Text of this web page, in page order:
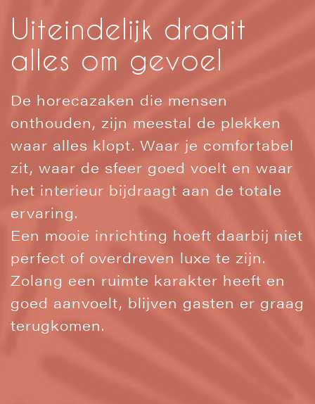
Uiteindelijk draait
alles om gevoel
De horecazaken die mensen
onthouden, zijn meestal de plekken
waar alles klopt. Waar je comfortabel
zit, waar de sfeer goed voelt en waar
het interieur bijdraagt aan de totale
ervaring.
Een mooie inrichting hoeft daarbij niet
perfect of overdreven luxe te zijn.
Zolang een ruimte karakter heeft en
goed aanvoelt, blijven gasten er graag
terugkomen.